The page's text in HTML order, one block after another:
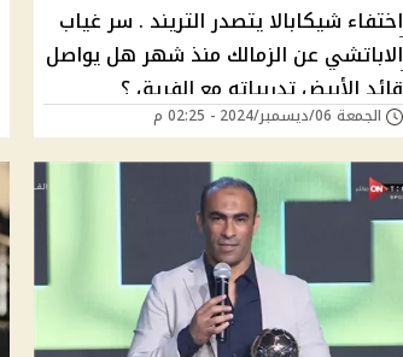
اختفاء شيكابالا يتصدر التريند . سر غياب
اﻻباتشي عن الزمالك منذ شهر هل يواصل
قائد الأبيض تدربياته مع الفريق ؟
الجمعة 06/ديسمبر/2024 - 02:25 م